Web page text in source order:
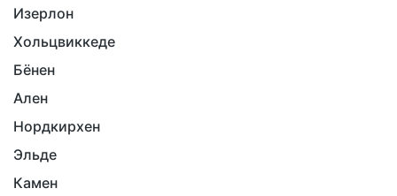
Изерлон
Хольцвиккеде
Бёнен
Ален
Нордкирхен
Эльде
Камен